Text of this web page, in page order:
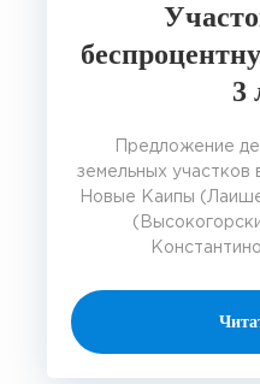
3
Предложение
земельных участков
Новые Каипы